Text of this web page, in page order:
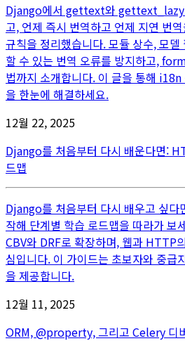
Django에서 gettext와 gettext_lazy
고, 언제 즉시 번역하고 언제 지연 번
규칙을 정리했습니다. 모듈 상수, 모
할 수 있는 번역 오류를 방지하고,
법까지 소개합니다. 이 글을 통해
을 한눈에 해결하세요.
12월 22, 2025
Django를 처음부터 다시 배운다면:
드맵
Django를 처음부터 다시 배우고 싶
작해 단계별 학습 로드맵을 따라가 보
CBV와 DRF로 확장하며, 웹과 HTTP
심입니다. 이 가이드는 초보자와 중급
을 제공합니다.
12월 11, 2025
ORM, @property, 그리고 Celery 디